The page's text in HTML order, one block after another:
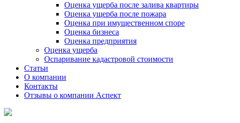
Оценка ущерба после залива квартиры
Оценка ущерба после пожара
Оценка при имущественном споре
Оценка бизнеса
Оценка предприятия
Оценка ущерба
Оспаривание кадастровой стоимости
Статьи
О компании
Контакты
Отзывы о компании Аспект